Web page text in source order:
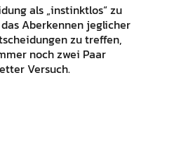
als „instinktlos“ zu
Aberkennen jeglicher
zu treffen,
noch zwei Paar
Versuch.